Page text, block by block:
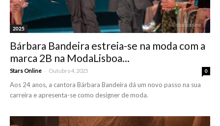
2025
Bárbara Bandeira estreia-se na moda com a
marca 2B na ModaLisboa...
Stars Online - Outubro 4, 2025 0
Aos 24 anos, a cantora Bárbara Bandeira dá um novo passo na sua
carreira e apresenta-se como designer de moda.